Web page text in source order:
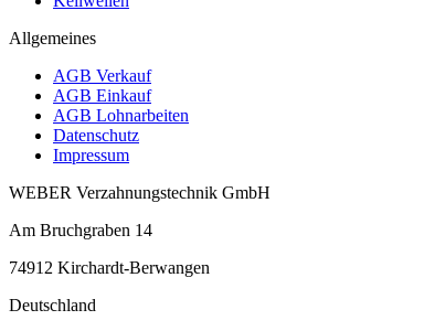
Allgemeines
AGB Verkauf
AGB Einkauf
AGB Lohnarbeiten
Datenschutz
Impressum
WEBER Verzahnungstechnik GmbH
Am Bruchgraben 14
74912 Kirchardt-Berwangen
Deutschland